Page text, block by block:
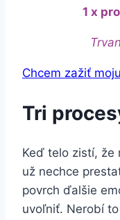
1 x
Chcem zažiť
Tri
Keď telo zistí, že
už nechce
povrch ďalšie
uvoľniť. Nerobí